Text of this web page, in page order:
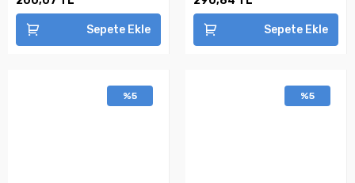
Sepete Ekle Sepete Ekle
%5 %5